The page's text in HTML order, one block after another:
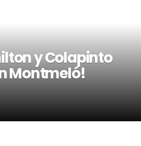
y Colapinto
Montmeló!